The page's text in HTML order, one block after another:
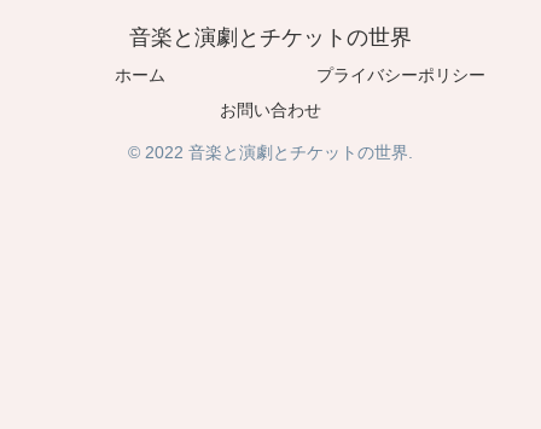
音楽と演劇とチケットの世界
ホーム
プライバシーポリシー
お問い合わせ
© 2022 音楽と演劇とチケットの世界.